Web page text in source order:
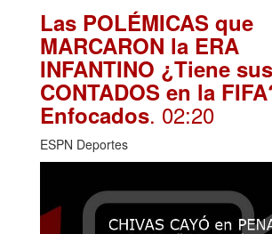
Las POLÉMICAS que
MARCARON la ERA
INFANTINO ¿Tiene
CONTADOS en la
Enfocados. 02:20
ESPN Deportes